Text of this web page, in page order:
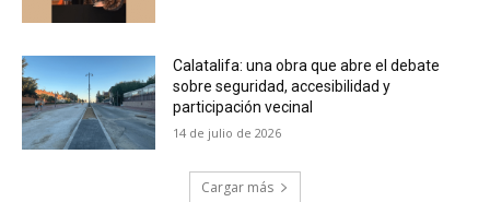
Calatalifa: una obra que abre el debate
sobre seguridad, accesibilidad y
participación vecinal
14 de julio de 2026
Cargar más